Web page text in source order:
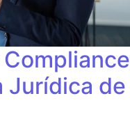
Jurídica de